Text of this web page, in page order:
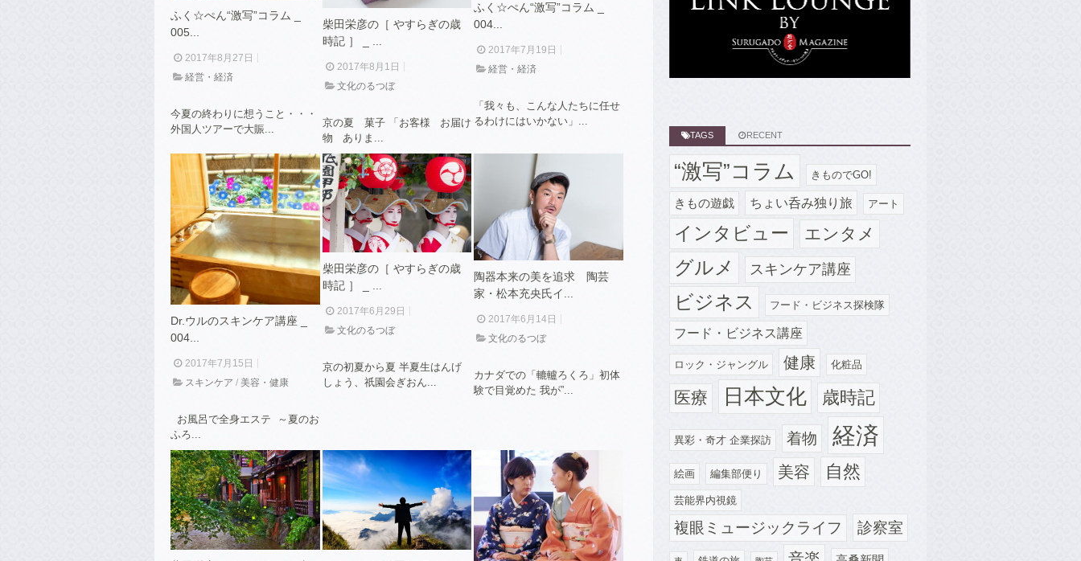
ふく☆ぺん“激写”コラム _
005...
2017年8月27日
経営・経済
今夏の終わりに想うこと・・・
外国人ツアーで大賑...
柴田栄彦の［ やすらぎの歳
時記 ］ _ ...
2017年8月1日
文化のるつぼ
京の夏 菓子 「お客様 お届け
物 ありま...
ふく☆ぺん“激写”コラム _
004...
2017年7月19日
経営・経済
「我々も、こんな人たちに任せ
るわけにはいかない」...
Dr.ウルのスキンケア講座 _
004...
2017年7月15日
スキンケア / 美容・健康
お風呂で全身エステ ～夏のお
ふろ...
柴田栄彦の［ やすらぎの歳
時記 ］ _ ...
2017年6月29日
文化のるつぼ
京の初夏から夏 半夏生はんげ
しょう、祇園会ぎおん...
陶器本来の美を追求 陶芸
家・松本充央氏イ...
2017年6月14日
文化のるつぼ
カナダでの「轆轤ろくろ」初体
験で目覚めた 我が”...
TAGS RECENT
“激写”コラム きものでGO!
きもの遊戯 ちょい呑み独り旅 アート
インタビュー エンタメ
グルメ スキンケア講座
ビジネス フード・ビジネス探検隊
フード・ビジネス講座
ロック・ジャングル 健康 化粧品
医療 日本文化 歳時記
異彩・奇才 企業探訪 着物 経済
絵画 編集部便り 美容 自然
芸能界内視鏡
複眼ミュージックライフ 診察室